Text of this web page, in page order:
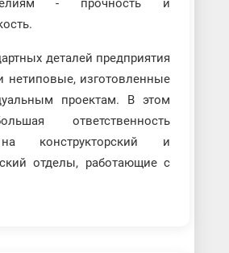
- прочность и
деталей предприятия
нетиповые, изготовленные
проектам. В этом
ответственность
конструкторский и
отделы, работающие с